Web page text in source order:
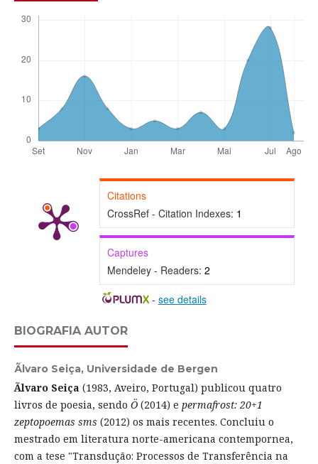
Citations
CrossRef - Citation Indexes: 1
Captures
Mendeley - Readers: 2
- see details
BIOGRAFIA AUTOR
Ãlvaro Seiça, Universidade de Bergen
Ãlvaro Seiça (1983, Aveiro, Portugal) publicou quatro
livros de poesia, sendo Ö(2014) e permafrost: 20+1
zeptopoemas sms (2012) os mais recentes. Concluiu o
mestrado em literatura norte-americana contempornea,
com a tese "Transdução: Processos de Transferência na